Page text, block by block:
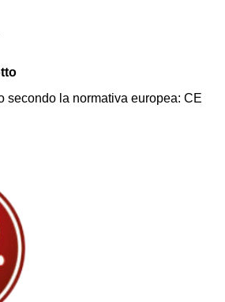
secondo la normativa europea: CE